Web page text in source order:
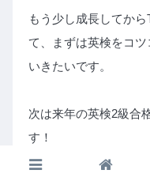
もう少し成長してか
て、まずは英検をコ
いきたいです。
次は来年の英検2級合
す！